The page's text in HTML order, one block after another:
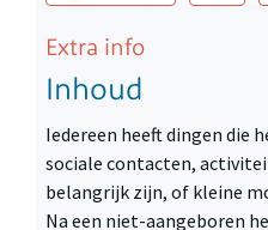
Extra info
Inhoud
Iedereen heeft dingen die
sociale contacten,
belangrijk zijn, of kleine
Na een niet-aangeboren